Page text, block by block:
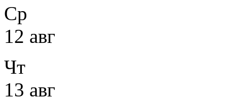
Ср
12 авг
Чт
13 авг